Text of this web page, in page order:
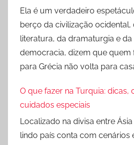
Ela é um verdadeiro
berço da civilização ocidental,
literatura, da dramaturgia e
democracia, dizem que quem
para Grécia não volta para
O que fazer na Turquia: dicas,
cuidados especiais
Localizado na divisa entre
lindo país conta com cenários